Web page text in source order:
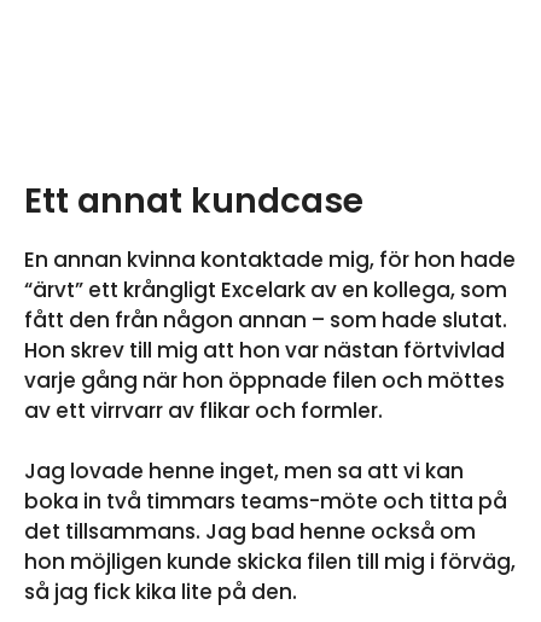
Ett annat kundcase
En annan kvinna kontaktade mig, för hon hade
“ärvt” ett krångligt Excelark av en kollega, som
fått den från någon annan – som hade slutat.
Hon skrev till mig att hon var nästan förtvivlad
varje gång när hon öppnade filen och möttes
av ett virrvarr av flikar och formler.
Jag lovade henne inget, men sa att vi kan
boka in två timmars teams-möte och titta på
det tillsammans. Jag bad henne också om
hon möjligen kunde skicka filen till mig i förväg,
så jag fick kika lite på den.